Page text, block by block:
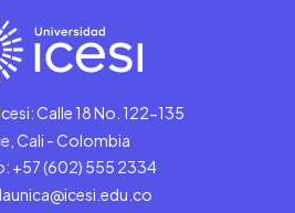
Calle 18 No. 122-135
Cali - Colombia
+57 (602) 555 2334